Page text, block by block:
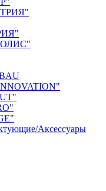
Аксессуары